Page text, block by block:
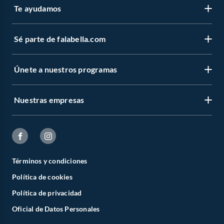
Cocina
Cocina Eléctrica
Horno Empotrable
Cocinas modernas pequeñas
Refrigeración
Congeladora
Freezers
Lavadora
Secadora
Lavavajillas
Te ayudamos
Sé parte de falabella.com
Únete a nuestros programas
Nuestras empresas
Términos y condiciones
Política de cookies
Política de privacidad
Oficial de Datos Personales